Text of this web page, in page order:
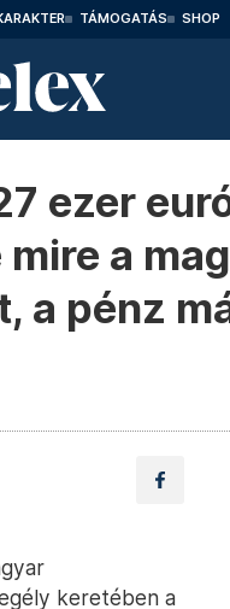
TÁMOGATÁS SHOP
ezer
a
a pénz
keretében a